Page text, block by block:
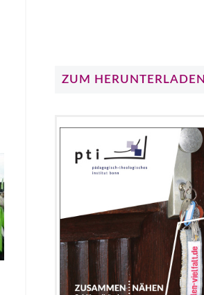
ZUM HERUNTERLADEN